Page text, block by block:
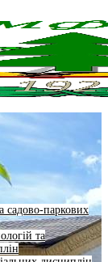
садово-паркових
та